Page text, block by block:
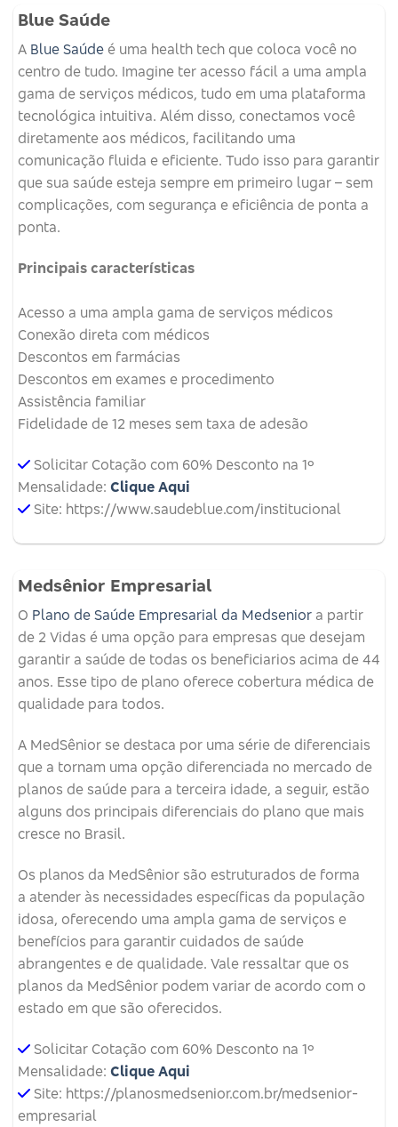
Blue Saúde
A Blue Saúde é uma health tech que coloca você no
centro de tudo. Imagine ter acesso fácil a uma ampla
gama de serviços médicos, tudo em uma plataforma
tecnológica intuitiva. Além disso, conectamos você
diretamente aos médicos, facilitando uma
comunicação fluida e eficiente. Tudo isso para garantir
que sua saúde esteja sempre em primeiro lugar – sem
complicações, com segurança e eficiência de ponta a
ponta.
Principais características
Acesso a uma ampla gama de serviços médicos
Conexão direta com médicos
Descontos em farmácias
Descontos em exames e procedimento
Assistência familiar
Fidelidade de 12 meses sem taxa de adesão
Solicitar Cotação com 60% Desconto na 1º
Mensalidade: Clique Aqui
Site: https://www.saudeblue.com/institucional
Medsênior Empresarial
O Plano de Saúde Empresarial da Medsenior a partir
de 2 Vidas é uma opção para empresas que desejam
garantir a saúde de todas os beneficiarios acima de 44
anos. Esse tipo de plano oferece cobertura médica de
qualidade para todos.
A MedSênior se destaca por uma série de diferenciais
que a tornam uma opção diferenciada no mercado de
planos de saúde para a terceira idade, a seguir, estão
alguns dos principais diferenciais do plano que mais
cresce no Brasil.
Os planos da MedSênior são estruturados de forma
a atender às necessidades específicas da população
idosa, oferecendo uma ampla gama de serviços e
benefícios para garantir cuidados de saúde
abrangentes e de qualidade. Vale ressaltar que os
planos da MedSênior podem variar de acordo com o
estado em que são oferecidos.
Solicitar Cotação com 60% Desconto na 1º
Mensalidade: Clique Aqui
Site: https://planosmedsenior.com.br/medsenior-
empresarial